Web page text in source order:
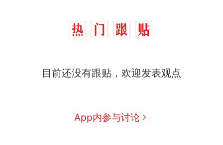
目前还没有跟贴，欢迎发表观点
App内参与讨论
人生
新 搬家报价570元，搬到楼下
交5060元才肯搬上楼！女子傻